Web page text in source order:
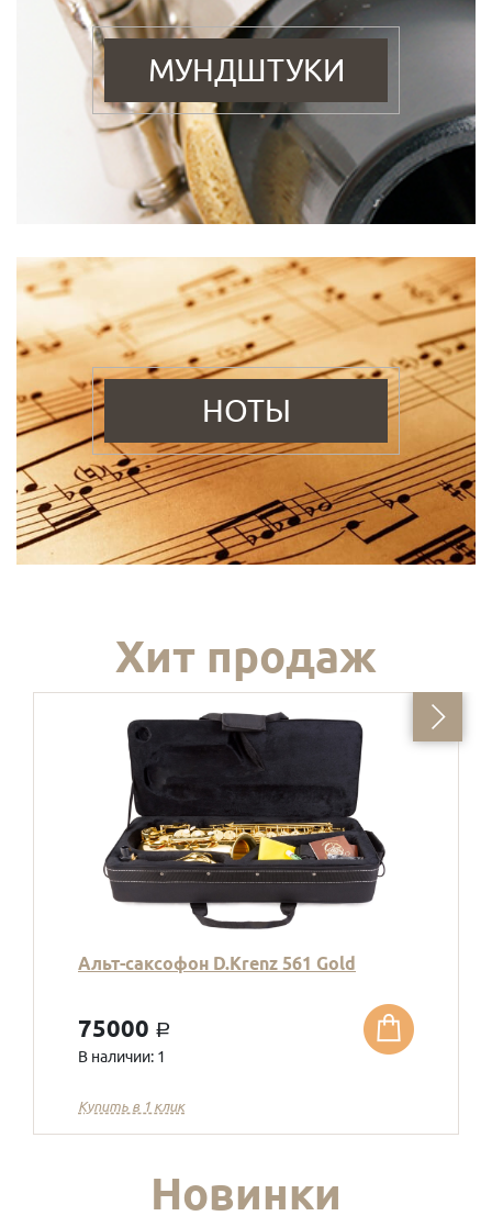
МУНДШТУКИ
НОТЫ
Хит продаж
Альт-саксофон D.Krenz 561 Gold
75000 a
В наличии: 1
Купить в 1 клик
Новинки